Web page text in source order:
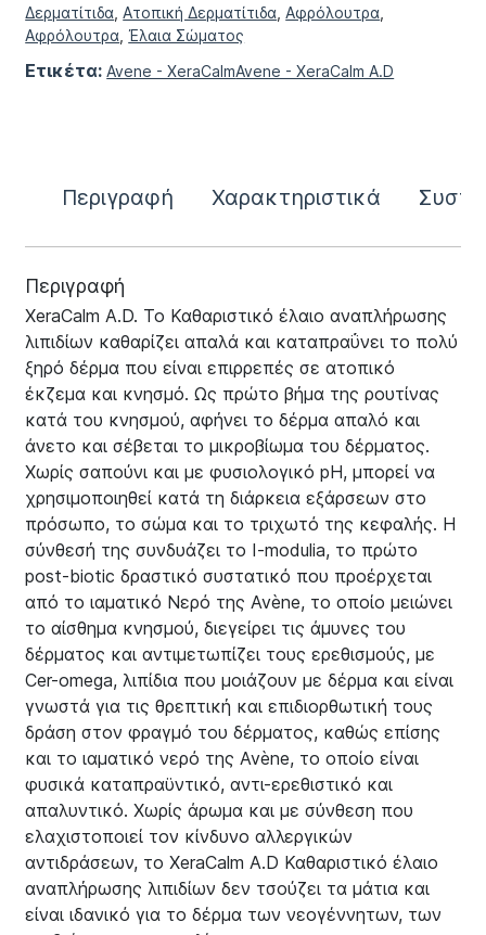
Δερματίτιδα ,Ατοπική Δερματίτιδα ,Αφρόλουτρα
Αφρόλουτρα Έλαια Σώματος
Ετικέτα:Avene - XeraCalmAvene - XeraCalm A.D
Περιγραφή Χαρακτηριστικά
Περιγραφή
XeraCalm A.D. To Καθαριστικό έλαιο αναπλήρωσης
λιπιδίων καθαρίζει απαλά και καταπραΰνει το πολύ
ξηρό δέρμα που είναι επιρρεπές σε ατοπικό
έκζεμα και κνησμό. Ως πρώτο βήμα της ρουτίνας
κατά του κνησμού, αφήνει το δέρμα απαλό και
άνετο και σέβεται το μικροβίωμα του δέρματος.
Χωρίς σαπούνι και με φυσιολογικό pH, μπορεί να
χρησιμοποιηθεί κατά τη διάρκεια εξάρσεων στο
πρόσωπο, το σώμα και το τριχωτό της κεφαλής. Η
σύνθεσή της συνδυάζει το I-modulia, το πρώτο
post-biotic δραστικό συστατικό που προέρχεται
από το ιαματικό Νερό της Avène, το οποίο μειώνει
το αίσθημα κνησμού, διεγείρει τις άμυνες του
δέρματος και αντιμετωπίζει τους ερεθισμούς, με
Cer-omega, λιπίδια που μοιάζουν με δέρμα και είναι
γνωστά για τις θρεπτική και επιδιορθωτική τους
δράση στον φραγμό του δέρματος, καθώς επίσης
και το ιαματικό νερό της Avène, το οποίο είναι
φυσικά καταπραϋντικό, αντι-ερεθιστικό και
απαλυντικό. Χωρίς άρωμα και με σύνθεση που
ελαχιστοποιεί τον κίνδυνο αλλεργικών
αντιδράσεων, το XeraCalm A.D Καθαριστικό έλαιο
αναπλήρωσης λιπιδίων δεν τσούζει τα μάτια και
είναι ιδανικό για το δέρμα των νεογέννητων, των